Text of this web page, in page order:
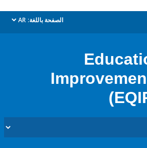
الصفحة باللغة: AR
dropdown